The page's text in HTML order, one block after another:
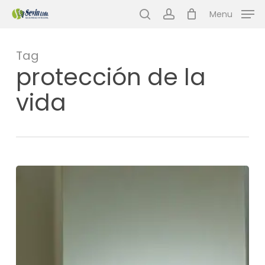
Skip
content
Menu
Tag
protección de la
vida